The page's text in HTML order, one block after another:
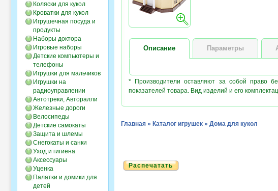
Коляски для кукол
Кроватки для кукол
Игрушечная посуда и
продукты
Наборы доктора
Игровые наборы
Детские компьютеры и
телефоны
Игрушки для мальчиков
Игрушки на
радиоуправлении
Автотреки, Авторалли
Железные дороги
Велосипеды
Детские самокаты
Защита и шлемы
Снегокаты и санки
Уход и гигиена
Аксессуары
Уценка
Палатки и домики для
детей
Описание Параметры
* Производители оставляют за собой право
показателей товара. Вид изделий и его
Главная » Каталог игрушек » Дома для кукол
Распечатать